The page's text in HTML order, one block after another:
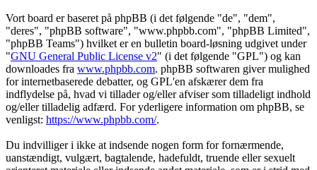
Vort board er baseret på phpBB (i det følgende "de", "dem",
"deres", "phpBB software", "www.phpbb.com", "phpBB Limited",
"phpBB Teams") hvilket er en bulletin board-løsning udgivet under
"GNU General Public License v2" (i det følgende "GPL") og kan
downloades fra www.phpbb.com. phpBB softwaren giver mulighed
for internetbaserede debatter, og GPL'en afskærer dem fra
indflydelse på, hvad vi tillader og/eller afviser som tilladeligt indhold
og/eller tilladelig adfærd. For yderligere information om phpBB, se
venligst: https://www.phpbb.com/.
Du indvilliger i ikke at indsende nogen form for fornærmende,
uanstændigt, vulgært, bagtalende, hadefuldt, truende eller sexuelt